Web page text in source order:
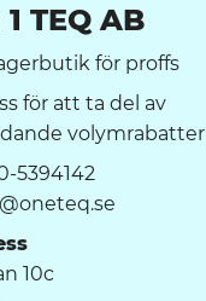
TEQ AB
för proffs
för att ta del av
volymrabatter
5394142
10c